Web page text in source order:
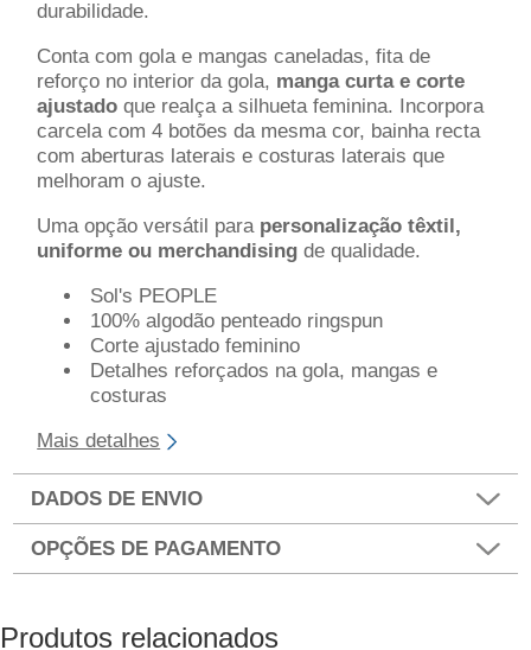
durabilidade.
Conta com gola e mangas caneladas, fita de
reforço no interior da gola, manga curta e corte
ajustado que realça a silhueta feminina. Incorpora
carcela com 4 botões da mesma cor, bainha recta
com aberturas laterais e costuras laterais que
melhoram o ajuste.
Uma opção versátil para personalização têxtil,
uniforme ou merchandising de qualidade.
Sol's PEOPLE
100% algodão penteado ringspun
Corte ajustado feminino
Detalhes reforçados na gola, mangas e
costuras
Mais detalhes
DADOS DE ENVIO
OPÇÕES DE PAGAMENTO
Produtos relacionados